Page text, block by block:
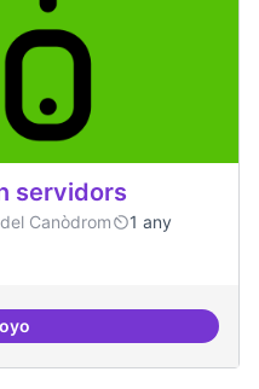
servidors
Canòdrom
1 any
lliures en servidors